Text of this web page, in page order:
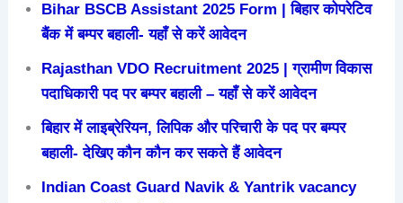
Bihar BSCB Assistant 2025 Form | बिहार कोपरेटिव
बैंक में बम्पर बहाली- यहाँ से करें आवेदन
Rajasthan VDO Recruitment 2025 | ग्रामीण विकास
पदाधिकारी पद पर बम्पर बहाली – यहाँ से करें आवेदन
बिहार में लाइब्रेरियन, लिपिक और परिचारी के पद पर बम्पर
बहाली- देखिए कौन कौन कर सकते हैं आवेदन
Indian Coast Guard Navik & Yantrik vacancy